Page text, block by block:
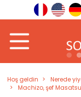
Hoş geldin Nerede
Machizo, şef